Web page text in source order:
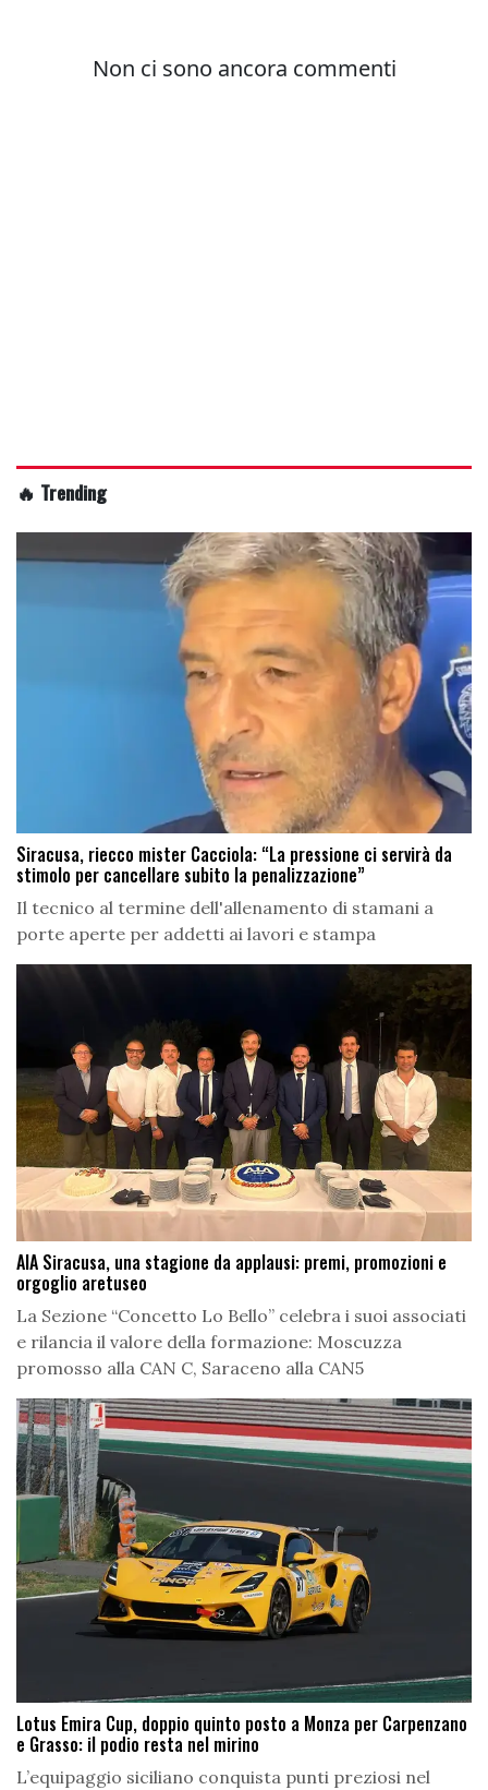
🔥 Trending
Siracusa, riecco mister Cacciola: “La pressione ci servirà da
stimolo per cancellare subito la penalizzazione”
Il tecnico al termine dell'allenamento di stamani a
porte aperte per addetti ai lavori e stampa
AIA Siracusa, una stagione da applausi: premi, promozioni e
orgoglio aretuseo
La Sezione “Concetto Lo Bello” celebra i suoi associati
e rilancia il valore della formazione: Moscuzza
promosso alla CAN C, Saraceno alla CAN5
Lotus Emira Cup, doppio quinto posto a Monza per Carpenzano
e Grasso: il podio resta nel mirino
L’equipaggio siciliano conquista punti preziosi nel